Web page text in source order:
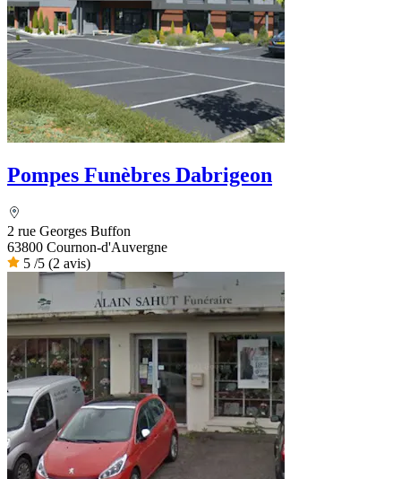
Pompes Funèbres Dabrigeon
2 rue Georges Buffon
63800 Cournon-d'Auvergne
5 /5 (2 avis)